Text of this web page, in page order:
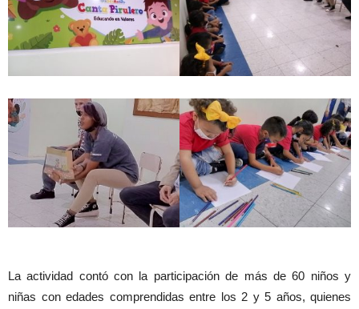
La actividad contó con la participación de más de 60 niños y
niñas con edades comprendidas entre los 2 y 5 años, quienes